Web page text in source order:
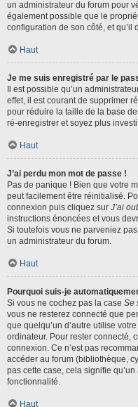
un administrateur du forum pour
également possible que le
configuration de son côté, et qu’il
Haut
Je me suis enregistré par le
Il est possible qu’un
effet, il est courant de supprimer
pour réduire la taille de la base
ré-enregistrer et soyez plus
Haut
J’ai perdu mon mot de passe !
Pas de panique ! Bien que votre
peut facilement être réinitialisé.
connexion puis cliquez sur J’ai
instructions énoncées et vous
Si toutefois vous ne parveniez
un administrateur du forum.
Haut
Pourquoi suis-je
Si vous ne cochez pas la case Se
vous ne resterez connecté que
que quelqu’un d’autre utilise
ordinateur. Pour rester connecté,
connexion. Ce n’est pas
accéder au forum (bibliothèque,
pas cette case, cela signifie
fonctionnalité.
Haut